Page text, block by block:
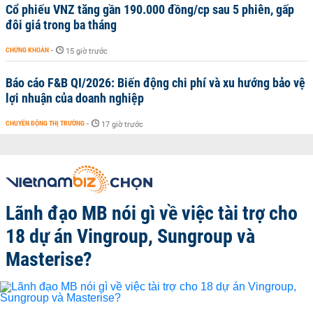
Cổ phiếu VNZ tăng gần 190.000 đồng/cp sau 5 phiên, gấp
đôi giá trong ba tháng
CHỨNG KHOÁN - 15 giờ trước
Báo cáo F&B QI/2026: Biến động chi phí và xu hướng bảo vệ
lợi nhuận của doanh nghiệp
CHUYỂN ĐỘNG THỊ TRƯỜNG - 17 giờ trước
Lãnh đạo MB nói gì về việc tài trợ cho
18 dự án Vingroup, Sungroup và
Masterise?